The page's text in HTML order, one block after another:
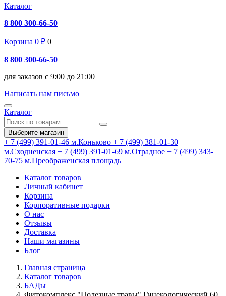
Каталог
8 800 300-66-50
Корзина 0 ₽ 0
8 800 300-66-50
для заказов с 9:00 до 21:00
Написать нам письмо
Каталог
Выберите магазин
+ 7 (499) 391-01-46 м.Коньково + 7 (499) 381-01-30
м.Сходненская + 7 (499) 391-01-69 м.Отрадное + 7 (499) 343-
70-75 м.Преображенская площадь
Каталог товаров
Личный кабинет
Корзина
Корпоративные подарки
О нас
Отзывы
Доставка
Наши магазины
Блог
Главная страница
Каталог товаров
БАДы